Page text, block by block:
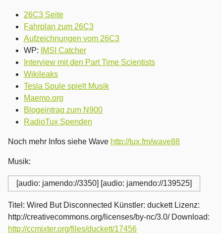
26C3 Seite
Fahrplan zum 26C3
Aufzeichnungen vom 26C3
WP:
IMSI Catcher
Interview mit den Part Time Scientists
Wikileaks
Tesla Spule spielt Musik
Maemo.org
Blogeintrag zum N900
RadioTux Spenden
Noch mehr Infos siehe Wave http://tux.fm/wave88
Musik:
[audio: jamendo://3350] [audio: jamendo://139525]
Titel: Wired But Disconnected Künstler: duckett Lizenz:
http://creativecommons.org/licenses/by-nc/3.0/ Download:
http://ccmixter.org/files/duckett/17456